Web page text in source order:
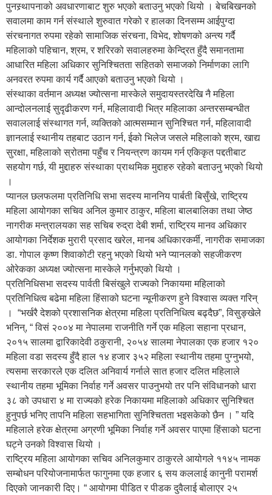
पुनस्र्थापनाको अवधारणाबाट शुरु भएको बताउनु भएको थियो । बेचबिखनको
सवालमा काम गर्न संस्थाले शुरुवात गरेको र हालका दिनसम्म आईपुग्दा
संरचनागत रुपमा रहेको सामाजिक संरचना, विभेद, शोषणको अन्त्य गर्दै
महिलाको पहिचान, श्रम, र शरिरको सवालहरुमा केन्द्रित हुँदै समानतामा
आधारित महिला अधिकार सुनिश्चितता सहितको समाजको निर्माणका लागि
अनवरत रुपमा कार्य गर्दै आएको बताउनु भएको थियो ।
संस्थाका वर्तमान अध्यक्ष ज्योत्सना मास्केले समुदायस्तरदेखि नै महिला
आन्दोलनलाई सुदृढीकरण गर्न, महिलावादी भित्र महिलाका अन्तरसम्बन्धीत
सवाललाई संस्थागत गर्न, व्यक्तिको आत्मसम्मान सुनिश्चित गर्न, महिलावादी
ज्ञानलाई स्थानीय तहबाट उठान गर्न, ईको भिलेज जसले महिलाको श्रम, खाद्य
सुरक्षा, महिलाको स्रोतमा पहुँच र नियन्त्रण कायम गर्न एकिकृत पद्दतीबाट
सहयोग गर्छ, यी मुद्दाहरु संस्थाका प्राथमिक मुद्दाहरु रहेको बताउनु भएको थियो
।
प्यानल छलफलमा प्रतिनिधि सभा सदस्य माननिय पार्बती बिसुँखे, राष्ट्रिय
महिला आयोगका सचिव अनिल कुमार ठाकुर, महिला बालबालिका तथा जेष्ठ
नागरीक मन्त्रालयका सह सचिब रुद्रा देबी शर्मा, राष्ट्रिय मानव अधिकार
आयोगका निर्देशक मुरारी प्रसाद खरेल, मानब अधिकारकर्मी, नागरीक समाजका
डा. गोपाल कृष्ण शिवाकोटी रहनु भएको थियो भने प्यानलको सहजीकरण
ओरेकका अध्यक्ष ज्योत्सना मास्केले गर्नुभएको थियो ।
प्रतिनिधिसभा सदस्य पार्वती बिसंखुले राज्यको निकायमा महिलाको
प्रतिनिधित्व बढेमा महिला हिंसाको घटना न्यूनीकरण हुने विश्वास व्यक्त गरिन्
। “भर्खरै देशको प्रशासनिक क्षेत्रमा महिला प्रतिनिधित्व बढ्दैछ”, विसुङ्खेले
भनिन्, “ विसं २००४ मा नेपालमा राजनीति गर्ने एक महिला सहाना प्रधान,
२०१५ सालमा द्वारिकादेवी ठकुरानी, २०५४ सालमा नेपालका एक हजार १२०
महिला वडा सदस्य हुँदै हाल १४ हजार ३५२ महिला स्थानीय तहमा पुग्नुभयो,
त्यसमा सरकारले एक दलित अनिवार्य गर्नाले सात हजार दलित महिलाले
स्थानीय तहमा भूमिका निर्वाह गर्ने अवसर पाउनुभयो तर पनि संविधानको धारा
३८ को उपधारा ४ मा राज्यको हरेक निकायमा महिलाको अधिकार सुनिश्चित
हुनुपर्छ भनिए तापनि महिला सहभागिता सुनिश्चितता भइसकेको छैन । ” यदि
महिलाले हरेक क्षेत्रमा अग्रणी भूमिका निर्वाह गर्ने अवसर पाएमा हिंसाको घटना
घट्ने उनको विश्वास थियो ।
राष्ट्रिय महिला आयोगका सचिव अनिलकुमार ठाकुरले आयोगले ११४५ नामक
सम्बोधन परियोजनामार्फत फागुनमा एक हजार ६ सय कललाई कानुनी परामर्श
दिएको जानकारी दिए। “ आयोगमा पीडित र पीडक दुवैलाई बोलाएर २५